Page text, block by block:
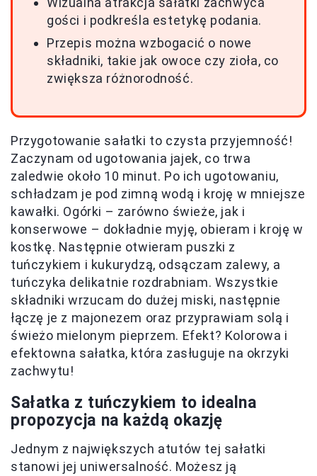
gości i podkreśla estetykę podania.
Przepis można wzbogacić o nowe
składniki, takie jak owoce czy zioła, co
zwiększa różnorodność.
Przygotowanie sałatki to czysta przyjemność!
Zaczynam od ugotowania jajek, co trwa
zaledwie około 10 minut. Po ich ugotowaniu,
schładzam je pod zimną wodą i kroję w mniejsze
kawałki. Ogórki – zarówno świeże, jak i
konserwowe – dokładnie myję, obieram i kroję w
kostkę. Następnie otwieram puszki z
tuńczykiem i kukurydzą, odsączam zalewy, a
tuńczyka delikatnie rozdrabniam. Wszystkie
składniki wrzucam do dużej miski, następnie
łączę je z majonezem oraz przyprawiam solą i
świeżo mielonym pieprzem. Efekt? Kolorowa i
efektowna sałatka, która zasługuje na okrzyki
zachwytu!
Sałatka z tuńczykiem to idealna
propozycja na każdą okazję
Jednym z największych atutów tej sałatki
stanowi jej uniwersalność. Możesz ją